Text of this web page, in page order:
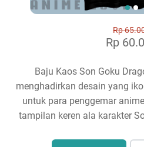
Rp
Rp
Baju Kaos Son Goku
menghadirkan desain yang
untuk para penggemar
tampilan keren ala karakter